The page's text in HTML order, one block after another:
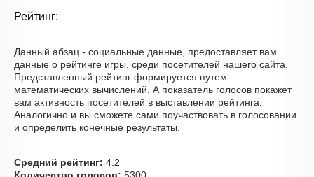
Рейтинг:
Данный абзац - социальные данные, предоставляет вам
данные о рейтинге игры, среди посетителей нашего сайта.
Представленный рейтинг формируется путем
математических вычислений. А показатель голосов покажет
вам активность посетителей в выставлении рейтинга.
Аналогично и вы сможете сами поучаствовать в голосовании
и определить конечные результаты.
Средний рейтинг: 4.2